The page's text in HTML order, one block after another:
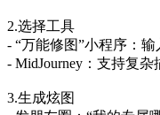
2.选择工具
- “万能修图”小程序：
- MidJourney：支持复
3.生成炫图